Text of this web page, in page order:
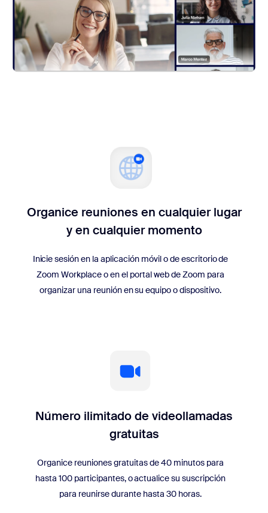
Organice reuniones en cualquier lugar
y en cualquier momento
Inicie sesión en la aplicación móvil o de escritorio de
Zoom Workplace o en el portal web de Zoom para
organizar una reunión en su equipo o dispositivo.
Número ilimitado de videollamadas
gratuitas
Organice reuniones gratuitas de 40 minutos para
hasta 100 participantes, o actualice su suscripción
para reunirse durante hasta 30 horas.